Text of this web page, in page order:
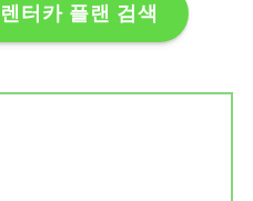
터카 플랜 검색